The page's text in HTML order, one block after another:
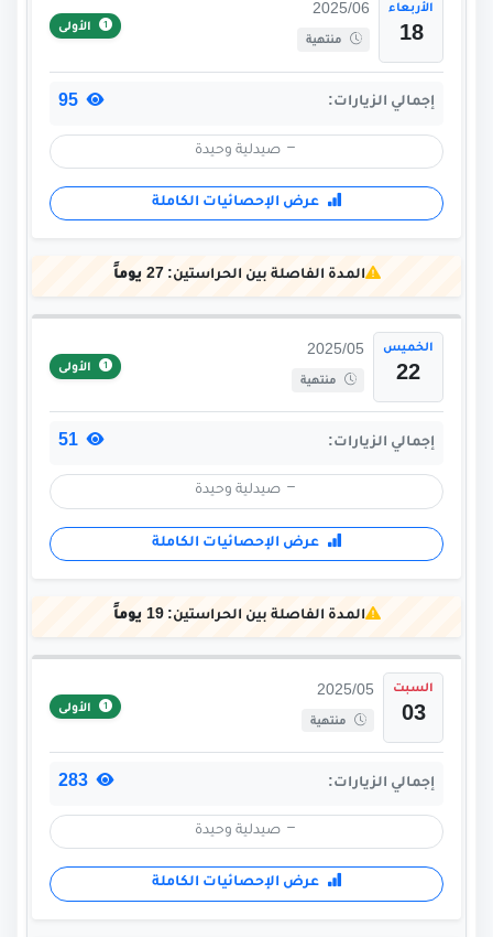
الأربعاء
18
2025/06
منتهية
الأولى
إجمالي الزيارات:
صيدلية وحيدة
عرض الإحصائيات الكاملة
المدة الفاصلة بين الحراستين: 27 يوماً
الخميس
22
2025/05
منتهية
الأولى
إجمالي الزيارات:
صيدلية وحيدة
عرض الإحصائيات الكاملة
المدة الفاصلة بين الحراستين:19 يوماً
السبت
03
2025/05
منتهية
الأولى
إجمالي الزيارات:
صيدلية وحيدة
عرض الإحصائيات الكاملة